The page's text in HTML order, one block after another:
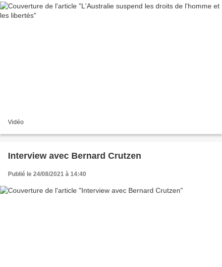
Vidéo
Interview avec Bernard Crutzen
Publié le 24/08/2021 à 14:40